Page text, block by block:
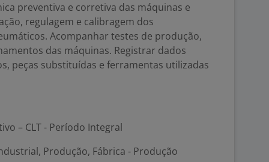
preventiva e corretiva das máquinas e
regulagem e calibragem dos
Acompanhar testes de produção,
das máquinas. Registrar dados
peças substituídas e ferramentas utilizadas
– CLT - Período Integral
Produção, Fábrica - Produção